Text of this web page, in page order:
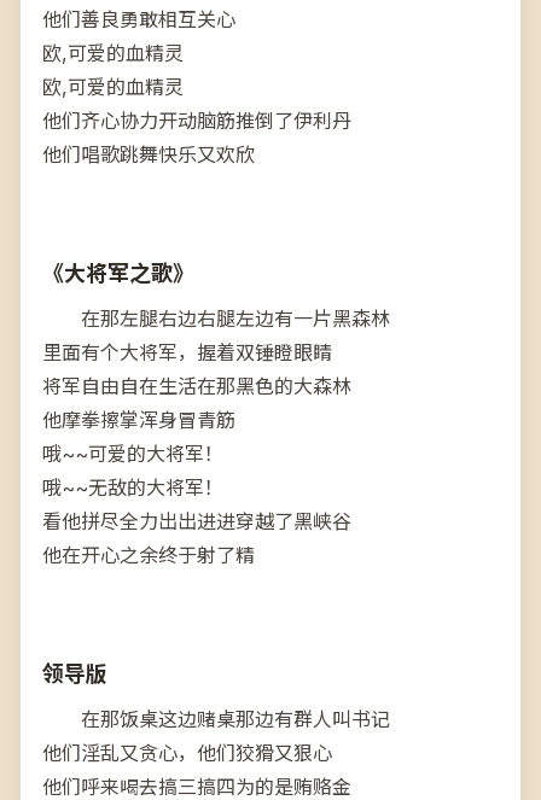
他们善良勇敢相互关心
欧,可爱的血精灵
欧,可爱的血精灵
他们齐心协力开动脑筋推倒了伊利丹
他们唱歌跳舞快乐又欢欣
《大将军之歌》
在那左腿右边右腿左边有一片黑森林
里面有个大将军，握着双锤瞪眼睛
将军自由自在生活在那黑色的大森林
他摩拳擦掌浑身冒青筋
哦~~可爱的大将军！
哦~~无敌的大将军！
看他拼尽全力出出进进穿越了黑峡谷
他在开心之余终于射了精
领导版
在那饭桌这边赌桌那边有群人叫书记
他们淫乱又贪心，他们狡猾又狠心
他们呼来喝去搞三搞四为的是贿赂金